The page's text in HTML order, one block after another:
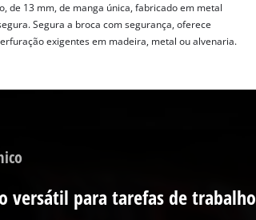
de 13 mm, de manga única, fabricado em metal
Segura a broca com segurança, oferece
exigentes em madeira, metal ou alvenaria.
versátil para tarefas de trabalho